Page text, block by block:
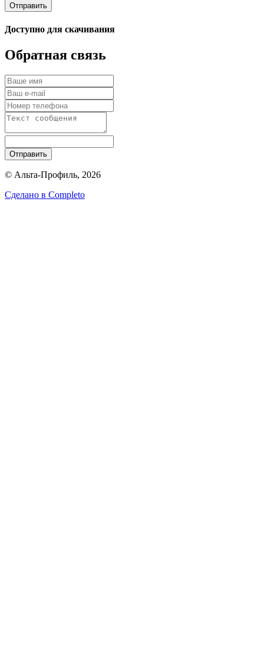
Отправить
Доступно для скачивания
Обратная связь
Отправить
© Альта-Профиль, 2026
Сделано в Completo